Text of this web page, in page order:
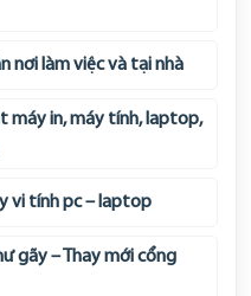
nơi làm việc và tại nhà
máy in, máy tính, laptop,
vi tính pc – laptop
gãy – Thay mới cổng